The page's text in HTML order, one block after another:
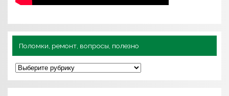
Поломки, ремонт, вопросы, полезно
П
о
л
о